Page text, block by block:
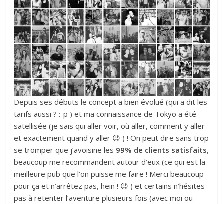
Depuis ses débuts le concept a bien évolué (qui a dit les
tarifs aussi ? :-p ) et ma connaissance de Tokyo a été
satellisée (je sais qui aller voir, où aller, comment y aller
et exactement quand y aller 😉 ) ! On peut dire sans trop
se tromper que j’avoisine les 99% de clients satisfaits,
beaucoup me recommandent autour d’eux (ce qui est la
meilleure pub que l’on puisse me faire ! Merci beaucoup
pour ça et n’arrêtez pas, hein ! 😉 ) et certains n’hésites
pas à retenter l’aventure plusieurs fois (avec moi ou